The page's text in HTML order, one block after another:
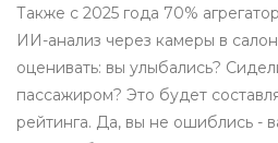
Также с 2025 года 70%
ИИ-анализ через камеры в
оценивать: вы улыбались?
пассажиром? Это будет
рейтинга. Да, вы не ошиблись -